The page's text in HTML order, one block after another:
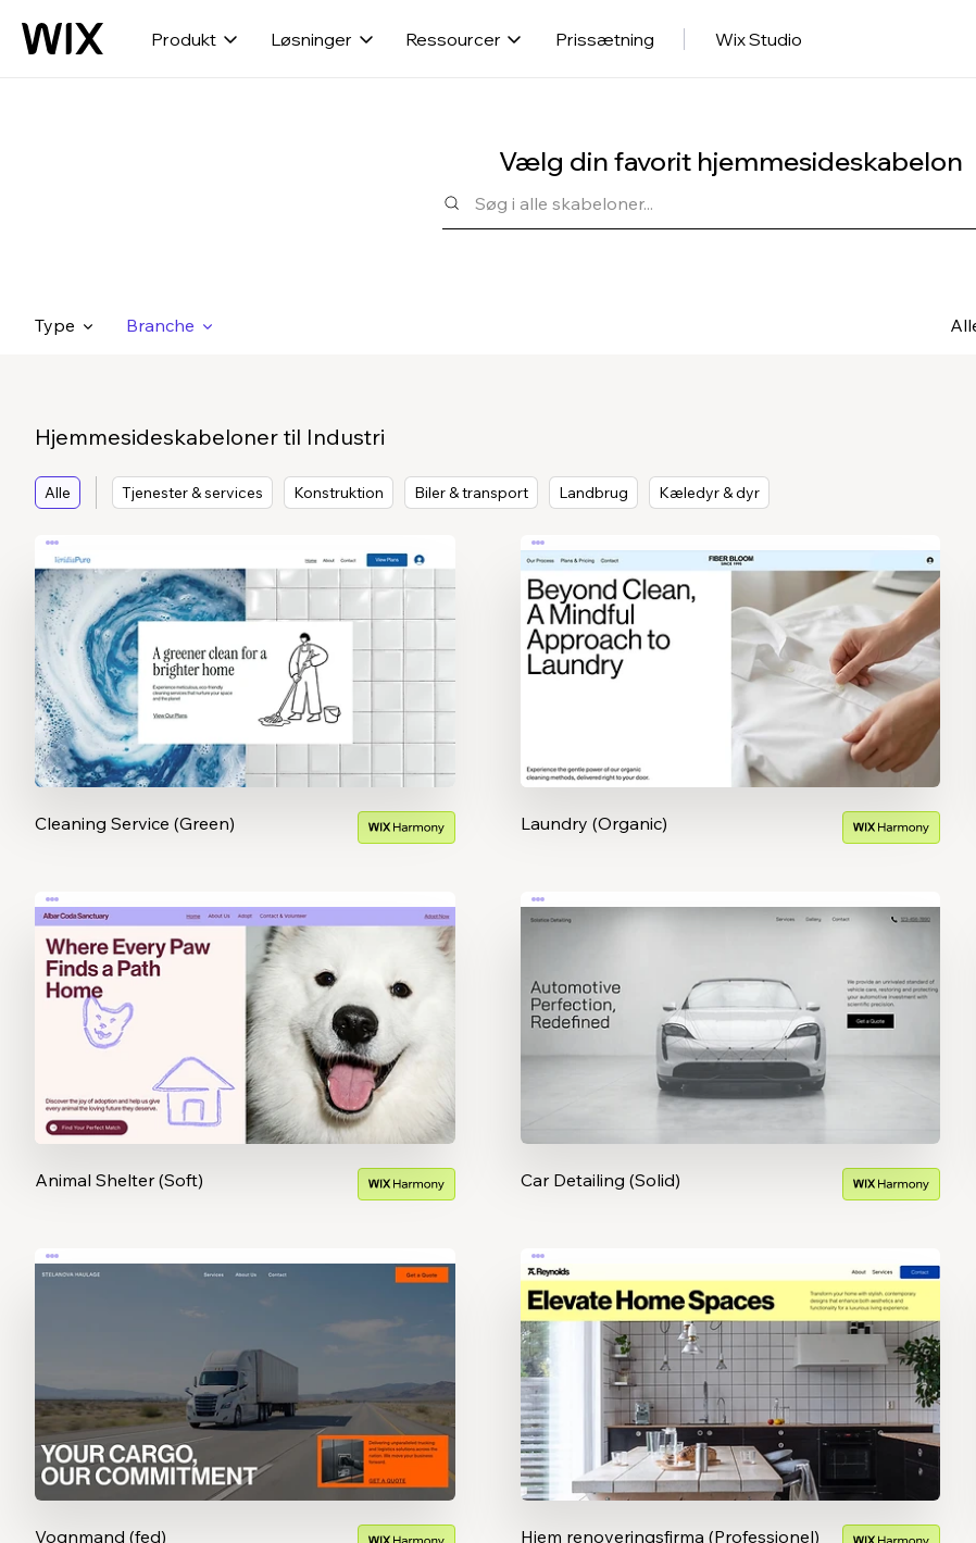
Produkt Løsninger Ressourcer Prissætning Wix Studio
Vælg din favorit hjemmesideskabelon
Type Branche
Hjemmesideskabeloner til Industri
Alle Tjenester & services Konstruktion Biler & transport Landbrug Kæledyr & dyr
Cleaning Service (Green) Laundry (Organic)
Animal Shelter (Soft) Car Detailing (Solid)
Vognmand (fed) Hjem renoveringsfirma (Professionel)